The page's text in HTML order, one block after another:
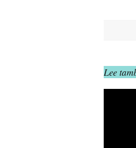
Lee